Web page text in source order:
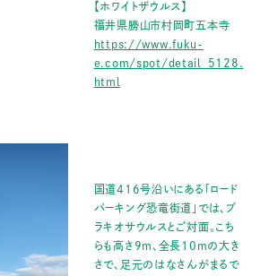
【ホワイトザウルス】
福井県勝山市村岡町五本寺
https://www.fuku-
e.com/spot/detail_5128.
html
国道416号沿いにある「ロード
パーキング恐竜街道」では、ブ
ラキオサウルスとご対面。こち
らも高さ9m、全長10mの大き
さで、足元のはなさんがまるで